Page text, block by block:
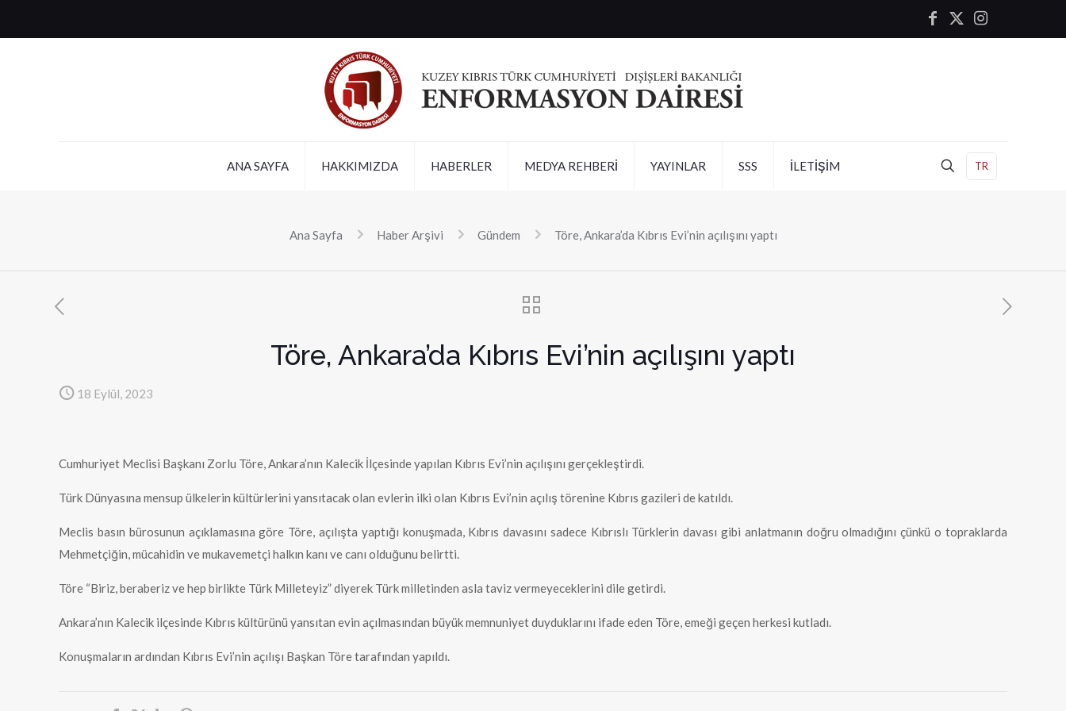
ANA SAYFA HAKKIMIZDA HABERLER MEDYA REHBERİ YAYINLAR SSS İLETİŞİM TR
Ana Sayfa Haber Arşivi Gündem Töre, Ankara’da Kıbrıs Evi’nin açılışını yaptı
Töre, Ankara’da Kıbrıs Evi’nin açılışını yaptı
18 Eylül, 2023
Cumhuriyet Meclisi Başkanı Zorlu Töre, Ankara’nın Kalecik İlçesinde yapılan Kıbrıs Evi’nin açılışını gerçekleştirdi.
Türk Dünyasına mensup ülkelerin kültürlerini yansıtacak olan evlerin ilki olan Kıbrıs Evi’nin açılış törenine Kıbrıs gazileri de katıldı.
Meclis basın bürosunun açıklamasına göre Töre, açılışta yaptığı konuşmada, Kıbrıs davasını sadece Kıbrıslı Türklerin davası gibi anlatmanın doğru olmadığını çünkü o topraklarda
Mehmetçiğin, mücahidin ve mukavemetçi halkın kanı ve canı olduğunu belirtti.
Töre “Biriz, beraberiz ve hep birlikte Türk Milleteyiz” diyerek Türk milletinden asla taviz vermeyeceklerini dile getirdi.
Ankara’nın Kalecik ilçesinde Kıbrıs kültürünü yansıtan evin açılmasından büyük memnuniyet duyduklarını ifade eden Töre, emeği geçen herkesi kutladı.
Konuşmaların ardından Kıbrıs Evi’nin açılışı Başkan Töre tarafından yapıldı.